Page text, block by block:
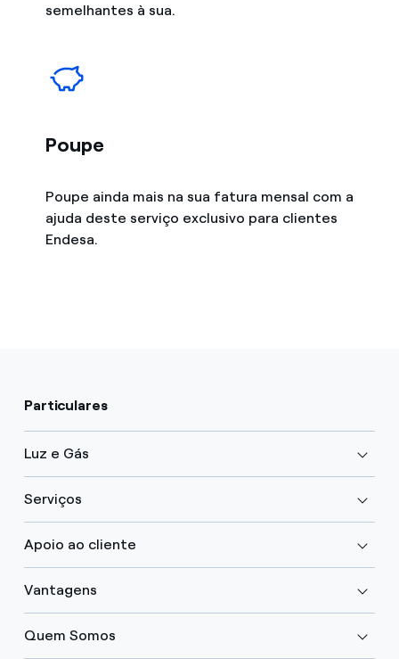
semelhantes à sua.
Poupe
Poupe ainda mais na sua fatura mensal com a
ajuda deste serviço exclusivo para clientes
Endesa.
Particulares
Luz e Gás
Serviços
Apoio ao cliente
Vantagens
Quem Somos